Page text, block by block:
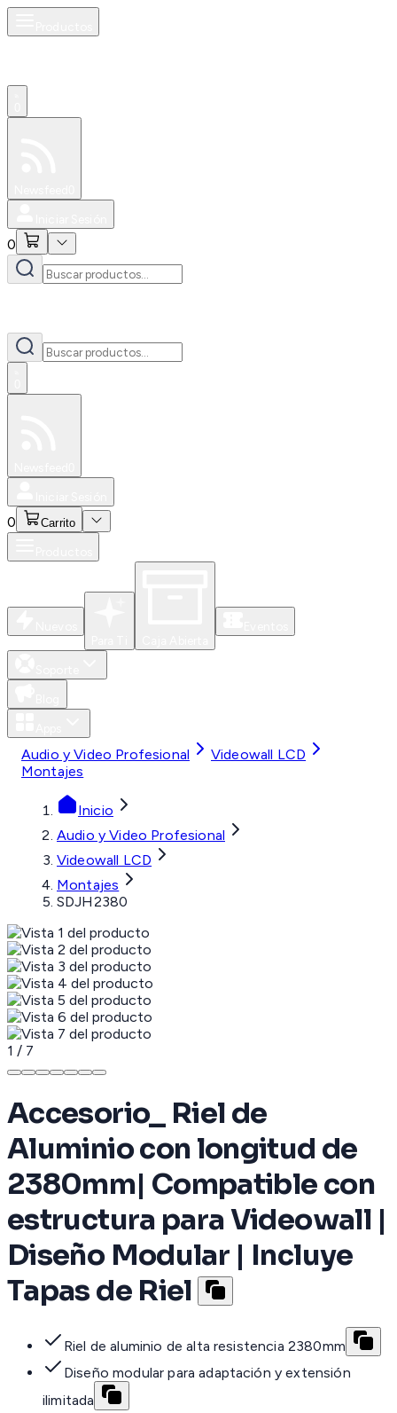
0
0 Carrito
Audio y Video Profesional
Videowall LCD
Montajes
Inicio
Audio y Video Profesional
Videowall LCD
Montajes
SDJH2380
1 / 7
Accesorio_ Riel de
Aluminio con longitud de
2380mm| Compatible con
estructura para Videowall |
Diseño Modular | Incluye
Tapas de Riel
Riel de aluminio de alta resistencia 2380mm
Diseño modular para adaptación y extensión
ilimitada